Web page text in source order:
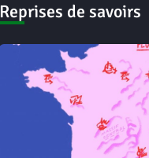
Reprises de savoirs